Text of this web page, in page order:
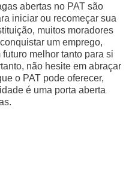
abertas no PAT são
iniciar ou recomeçar sua
muitos moradores
um emprego,
melhor tanto para si
não hesite em abraçar
o PAT pode oferecer,
é uma porta aberta